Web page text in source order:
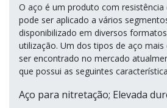
O aço é um produto com resistência
pode ser aplicado a vários
disponibilizado em diversos
utilização. Um dos tipos de aço
ser encontrado no mercado
que possui as seguintes
Aço para nitretação; Elevada